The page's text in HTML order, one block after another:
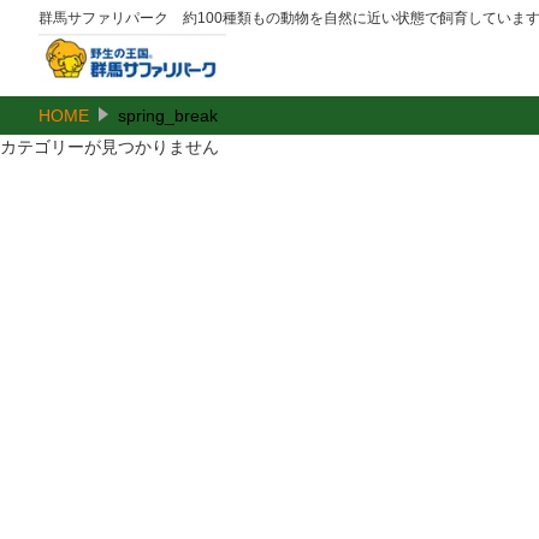
群馬サファリパーク 約100種類もの動物を自然に近い状態で飼育しています
HOME
spring_break
カテゴリーが見つかりません